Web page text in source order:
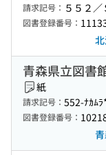
請求記号： ５５２／
図書登録番号：
青森県立図書
紙
請求記号： 552-ﾅｶﾑﾗ
図書登録番号：